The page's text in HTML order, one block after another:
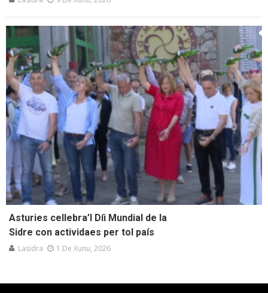
Asturies cellebra’l Díi Mundial de la
Sidre con actividaes per tol país
Lasidra 1 De Xunu, 2026